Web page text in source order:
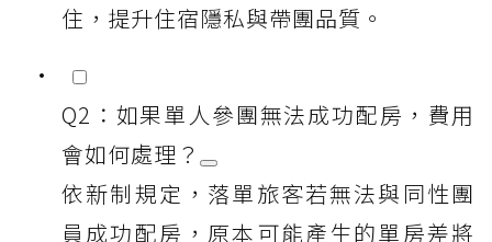
住，提升住宿隱私與帶團品質。
Q2：如果單人參團無法成功配房，費用
會如何處理？
依新制規定，落單旅客若無法與同性團
員成功配房，原本可能產生的單房差將